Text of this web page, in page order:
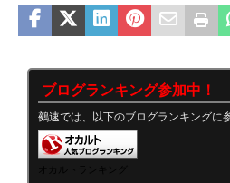
ブログランキング参加中！
鵺速では、以下のブログランキングに